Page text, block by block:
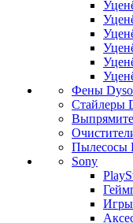
Фены
Стайлеры
Пылесосы
Sony
Игры